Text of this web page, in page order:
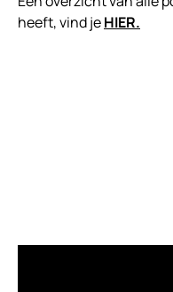
heeft, vind jeHIER.